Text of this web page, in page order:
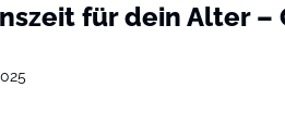
für dein Alter –